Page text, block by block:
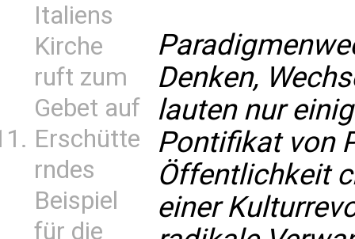
Italiens
Kirche
ruft zum
Gebet auf
Erschütte
rndes
Beispiel
für die
Denken,
lauten nur
Pontifikat von
Öffentlichkeit
einer